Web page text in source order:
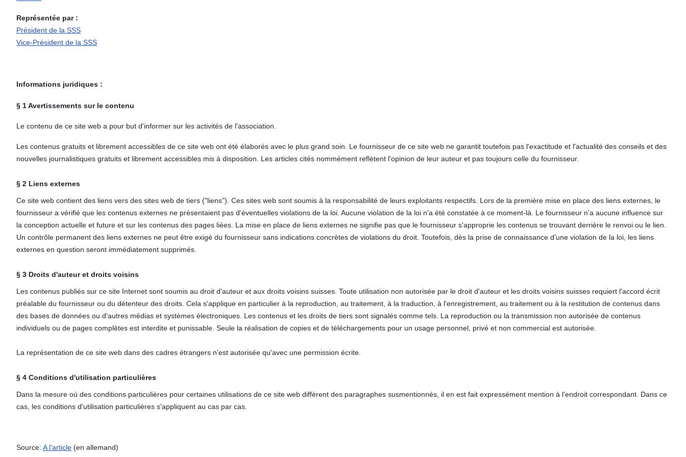
Représentée par :
Président de la SSS
Vice-Président de la SSS
Informations juridiques :
§ 1 Avertissements sur le contenu
Le contenu de ce site web a pour but d'informer sur les activités de l'association.
Les contenus gratuits et librement accessibles de ce site web ont été élaborés avec le plus grand soin. Le fournisseur de ce site web ne garantit toutefois pas l'exactitude et l'actualité des conseils et des
nouvelles journalistiques gratuits et librement accessibles mis à disposition. Les articles cités nommément reflètent l'opinion de leur auteur et pas toujours celle du fournisseur.
§ 2 Liens externes
Ce site web contient des liens vers des sites web de tiers ("liens"). Ces sites web sont soumis à la responsabilité de leurs exploitants respectifs. Lors de la première mise en place des liens externes, le
fournisseur a vérifié que les contenus externes ne présentaient pas d'éventuelles violations de la loi. Aucune violation de la loi n'a été constatée à ce moment-là. Le fournisseur n'a aucune influence sur
la conception actuelle et future et sur les contenus des pages liées. La mise en place de liens externes ne signifie pas que le fournisseur s'approprie les contenus se trouvant derrière le renvoi ou le lien.
Un contrôle permanent des liens externes ne peut être exigé du fournisseur sans indications concrètes de violations du droit. Toutefois, dès la prise de connaissance d'une violation de la loi, les liens
externes en question seront immédiatement supprimés.
§ 3 Droits d'auteur et droits voisins
Les contenus publiés sur ce site Internet sont soumis au droit d'auteur et aux droits voisins suisses. Toute utilisation non autorisée par le droit d'auteur et les droits voisins suisses requiert l'accord écrit
préalable du fournisseur ou du détenteur des droits. Cela s'applique en particulier à la reproduction, au traitement, à la traduction, à l'enregistrement, au traitement ou à la restitution de contenus dans
des bases de données ou d'autres médias et systèmes électroniques. Les contenus et les droits de tiers sont signalés comme tels. La reproduction ou la transmission non autorisée de contenus
individuels ou de pages complètes est interdite et punissable. Seule la réalisation de copies et de téléchargements pour un usage personnel, privé et non commercial est autorisée.
La représentation de ce site web dans des cadres étrangers n'est autorisée qu'avec une permission écrite.
§ 4 Conditions d'utilisation particulières
Dans la mesure où des conditions particulières pour certaines utilisations de ce site web diffèrent des paragraphes susmentionnés, il en est fait expressément mention à l'endroit correspondant. Dans ce
cas, les conditions d'utilisation particulières s'appliquent au cas par cas.
Source: A l'article (en allemand)